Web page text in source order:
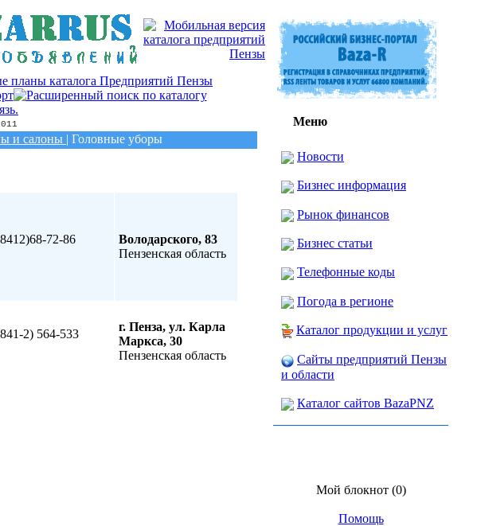
и салоны | Головные уборы
72-86
Володарского, 83
Пензенская область
2) 564-533
г. Пенза, ул. Карла
Маркса, 30
Пензенская область
Меню
Новости
Бизнес информация
Рынок финансов
Бизнес статьи
Телефонные коды
Погода в регионе
Каталог продукции и услуг
Сайты предприятий Пензы
и области
Каталог сайтов BazaPNZ
Мой блокнот (0)
Помощь